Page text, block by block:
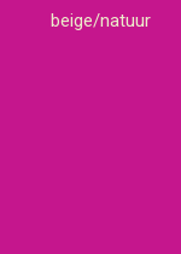
beige/natuur